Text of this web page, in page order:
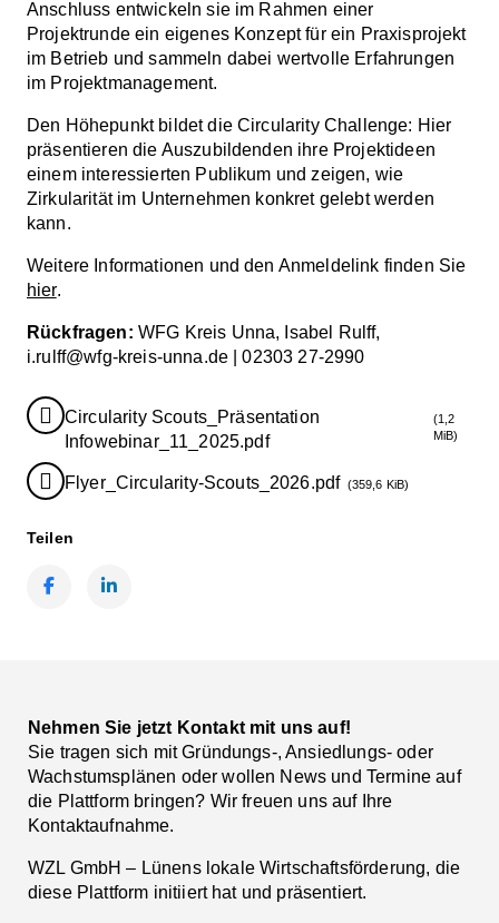
Anschluss entwickeln sie im Rahmen einer
Projektrunde ein eigenes Konzept für ein Praxisprojekt
im Betrieb und sammeln dabei wertvolle Erfahrungen
im Projektmanagement.
Den Höhepunkt bildet die Circularity Challenge: Hier
präsentieren die Auszubildenden ihre Projektideen
einem interessierten Publikum und zeigen, wie
Zirkularität im Unternehmen konkret gelebt werden
kann.
Weitere Informationen und den Anmeldelink finden Sie
hier.
Rückfragen: WFG Kreis Unna, Isabel Rulff,
i.rulff@wfg-kreis-unna.de | 02303 27-2990
Circularity Scouts_Präsentation
Infowebinar_11_2025.pdf
(1,2
MiB)
Flyer_Circularity-Scouts_2026.pdf (359,6 KiB)
Teilen
Nehmen Sie jetzt Kontakt mit uns auf!
Sie tragen sich mit Gründungs-, Ansiedlungs- oder
Wachstumsplänen oder wollen News und Termine auf
die Plattform bringen? Wir freuen uns auf Ihre
Kontaktaufnahme.
WZL GmbH – Lünens lokale Wirtschaftsförderung, die
diese Plattform initiiert hat und präsentiert.